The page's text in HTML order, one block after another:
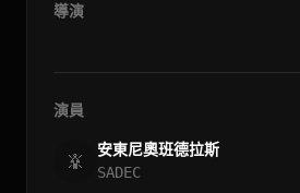
導演
演員
安東尼奧班德拉斯
SADEC